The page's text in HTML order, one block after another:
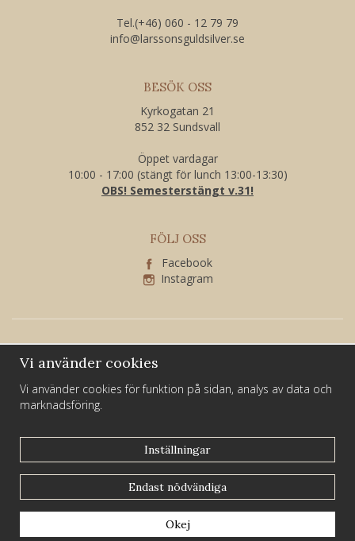
Tel.(+46) 060 - 12 79 79
​info@larssonsguldsilver.se
BESÖK OSS
Kyrkogatan 21
852 32 Sundsvall
Öppet vardagar
10:00 - 17:00 (stängt för lunch 13:00-13:30)
OBS! Semesterstängt v.31!
FÖLJ OSS
Facebook
Instagram
Sundsvall i över 40 år.
Du hittar oss på Kyrkogatan 21 i centrala Sundsvall.
Vi använder cookies
Vi använder cookies för funktion på sidan, analys av data och
marknadsföring.
Inställningar
Endast nödvändiga
Okej